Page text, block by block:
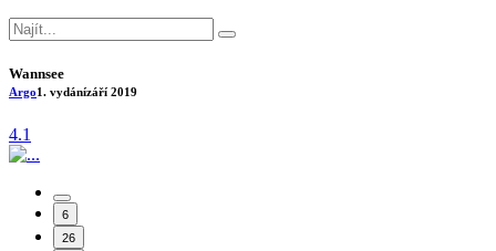
Wannsee
Argo1. vydánízáří 2019
4.1
6
26